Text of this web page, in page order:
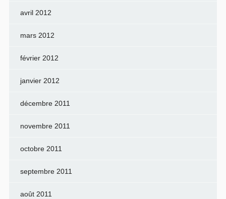
avril 2012
mars 2012
février 2012
janvier 2012
décembre 2011
novembre 2011
octobre 2011
septembre 2011
août 2011